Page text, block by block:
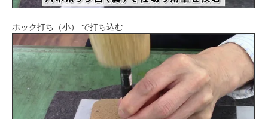
ホック打ち（小） で打ち込む